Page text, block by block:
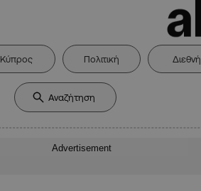
Κύπρος Πολιτική Διεθνή
Advertisement